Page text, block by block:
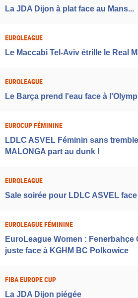
La JDA Dijon à plat face au Mans...
EUROLEAGUE
Le Maccabi Tel-Aviv étrille le Real
EUROLEAGUE
Le Barça prend l'eau face à
EUROCUP FÉMININE
LDLC ASVEL Féminin sans
MALONGA part au dunk !
EUROLEAGUE
Sale soirée pour LDLC ASVEL
EUROLEAGUE FÉMININE
EuroLeague Women : Fenerbahçe
juste face à KGHM BC Polkowice
FIBA EUROPE CUP
La JDA Dijon piégée